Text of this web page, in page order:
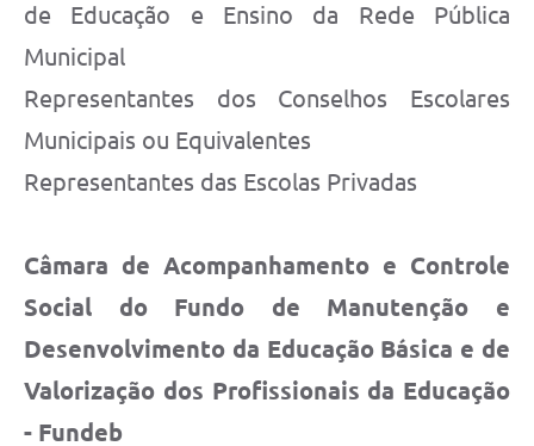
de Educação e Ensino da Rede Pública
Municipal
Representantes dos Conselhos Escolares
Municipais ou Equivalentes
Representantes das Escolas Privadas
Câmara de Acompanhamento e Controle
Social do Fundo de Manutenção e
Desenvolvimento da Educação Básica e de
Valorização dos Profissionais da Educação
- Fundeb